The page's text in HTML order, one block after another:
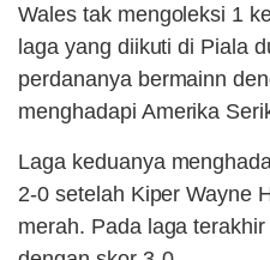
Wales tak mengoleksi 1
laga yang diikuti di Piala
perdananya bermainn
menghadapi Amerika
Laga keduanya
2-0 setelah Kiper Wayne
merah. Pada laga